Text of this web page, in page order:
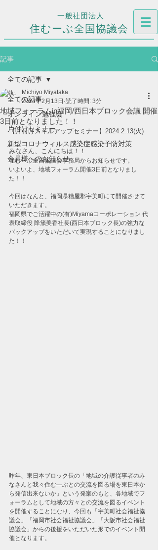
住むーぶ全国協議会
一般社団法人
記事
全ての記事
オンライン勉強会
片付けセミナー
新型コロナウィルス感染症感染予防対策
会員様へのお知らせ
全ての記事
地域フォーラムin福岡/西日本ブロック会議 開催
3日前となりました！！
Michiyo Miyataka
2024年2月13日 読了時間: 3分
【片付けスキルアップセミナー】2024.2.13(火)
みなさん、こんにちは！！
住むーぶ全国協議会事務局からお知らせです。
いよいよ、地域フォーラム開催3日前となりまし
た！！
今回はなんと、福岡県糟屋郡宇美町にて開催させて
いただきます。
福岡県でご活躍中の(有)Miyamaコーポレーション 代
表取締役 降籏美香社長(西日本ブロック長)の強力な
バックアップをいただいて実現することになりまし
た！！
昨年、東日本ブロック長の「地域の介護従事者のみ
なさんと我々住む―ぶとの交流を図る場を東日本か
ら発信出来ないか」という発案のもと、各地域でフ
ォーラムとして地域の方々との交流を図るイベント
を開催することになり、今回も「宇美町社会福祉協
議会」「福岡市社会福祉協議会」「大阪市社会福祉
協議会」からの後援をいただいた形でのイベント開
催となります。